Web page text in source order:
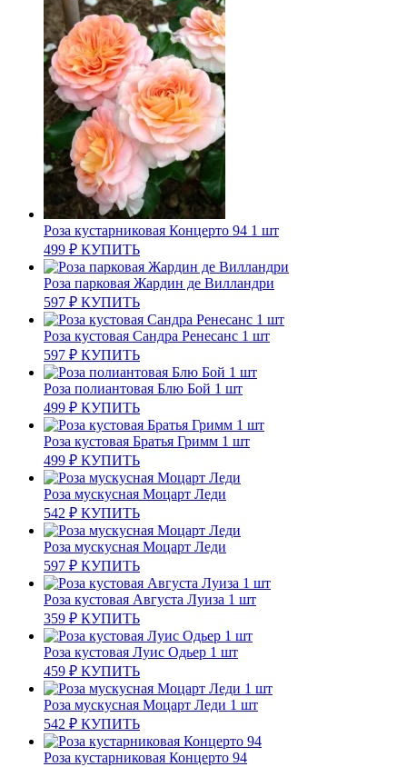
Роза кустарниковая Концерто 94 1 шт
499 ₽ КУПИТЬ
Роза парковая Жардин де Вилландри
597 ₽ КУПИТЬ
Роза кустовая Сандра Ренесанс 1 шт
597 ₽ КУПИТЬ
Роза полиантовая Блю Бой 1 шт
499 ₽ КУПИТЬ
Роза кустовая Братья Гримм 1 шт
499 ₽ КУПИТЬ
Роза мускусная Моцарт Леди
542 ₽ КУПИТЬ
Роза мускусная Моцарт Леди
597 ₽ КУПИТЬ
Роза кустовая Августа Луиза 1 шт
359 ₽ КУПИТЬ
Роза кустовая Луис Одьер 1 шт
459 ₽ КУПИТЬ
Роза мускусная Моцарт Леди 1 шт
542 ₽ КУПИТЬ
Роза кустарниковая Концерто 94